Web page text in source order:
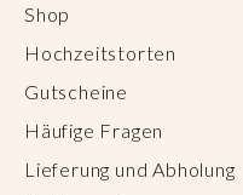
Shop
Hochzeitstorten
Gutscheine
Häufige Fragen
Lieferung und Abholung